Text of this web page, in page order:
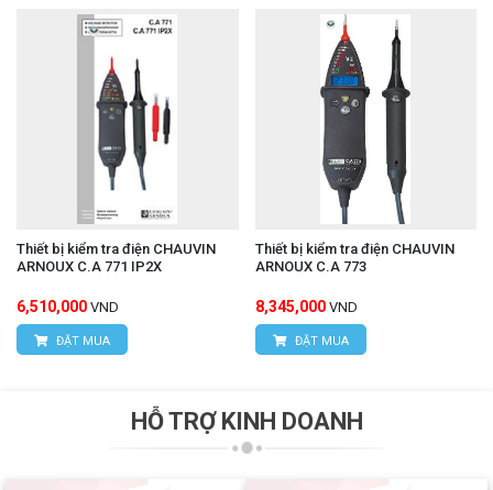
Thiết bị kiểm tra điện CHAUVIN
ARNOUX C.A 771 IP2X
6,510,000 VND
ĐẶT MUA
Thiết bị kiểm tra điện CHAUVIN
ARNOUX C.A 773
8,345,000 VND
ĐẶT MUA
HỖ TRỢ KINH DOANH